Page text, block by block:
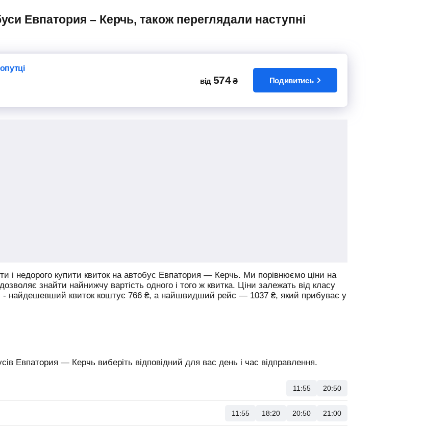
від 574 ₴ Подивитись
і недорого купити квиток на автобус Евпатория — Керчь. Ми порівнюємо ціни на
знайти найнижчу вартість одного і того ж квитка. Ціни залежать від класу
- найдешевший квиток коштує 766 ₴, а найшвидший рейс — 1037 ₴, який прибуває у
Евпатория — Керчь виберіть відповідний для вас день і час відправлення.
11:55 20:50
11:55 18:20 20:50 21:00